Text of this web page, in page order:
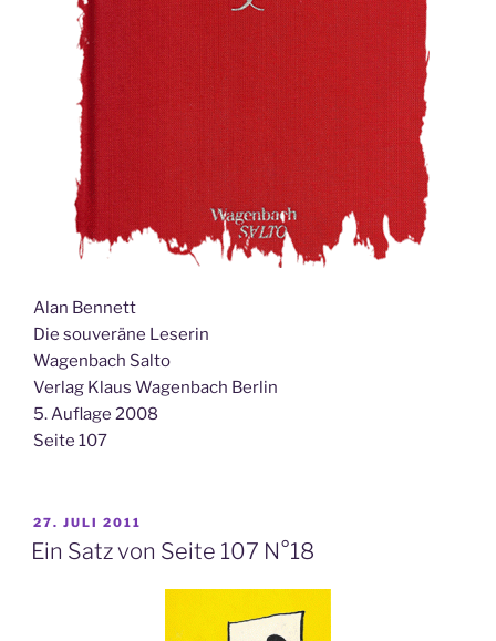
Alan Bennett
Die souveräne Leserin
Wagenbach Salto
Verlag Klaus Wagenbach Berlin
5. Auflage 2008
Seite 107
VERÖFFENTLICHT
AM
27. JULI 2011
Ein Satz von Seite 107 N°18